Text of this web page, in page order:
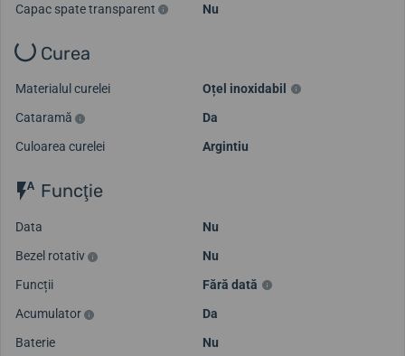
Capac spate transparent
Nu
Curea
Materialul curelei
Oțel inoxidabil
Cataramă
Da
Culoarea curelei
Argintiu
Funcţie
Data
Nu
Bezel rotativ
Nu
Funcții
Fără dată
Acumulator
Da
Baterie
Nu